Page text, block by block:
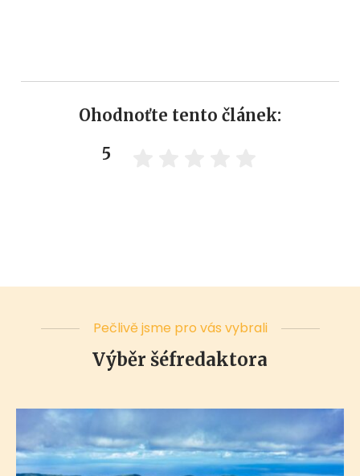
Ohodnoťte tento článek:
5
Pečlivě jsme pro vás vybrali
Výběr šéfredaktora